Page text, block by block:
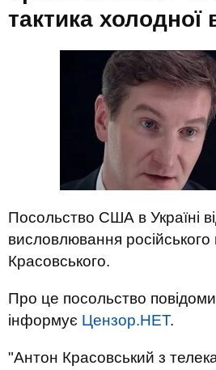
тактика холодної
Посольство США в Україні
висловлювання
Красовського.
Про це посольство
інформує Цензор.НЕТ.
"Антон Красовський з